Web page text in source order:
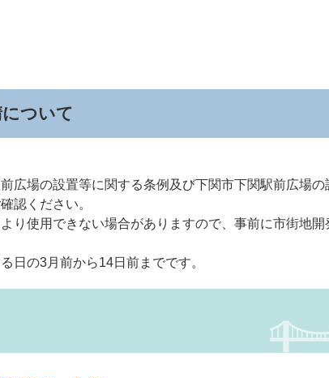
ついて
広場の設置等に関する条例及び下関市下関駅前広場の
認ください。
り使用できない場合がありますので、事前に市街地開
日の3月前から14日前までです。